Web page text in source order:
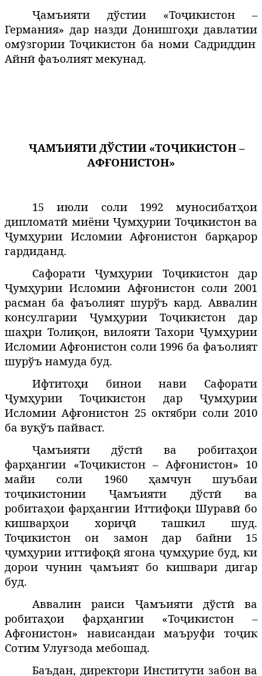
Ҷамъияти дўстии «Тоҷикистон –
Германия» дар назди Донишгоҳи давлатии
омӯзгории Тоҷикистон ба номи Садриддин
Айнӣ фаъолият мекунад.
ҶАМЪИЯТИ ДЎСТИИ «ТОҶИКИСТОН –
АФҒОНИСТОН»
15 июли соли 1992 муносибатҳои
дипломатӣ миёни Ҷумҳурии Тоҷикистон ва
Ҷумҳурии Исломии Афғонистон барқарор
гардиданд.
Сафорати Ҷумҳурии Тоҷикистон дар
Ҷумҳурии Исломии Афғонистон соли 2001
расман ба фаъолият шурўъ кард. Аввалин
консулгарии Ҷумҳурии Тоҷикистон дар
шаҳри Толиқон, вилояти Тахори Ҷумҳурии
Исломии Афғонистон соли 1996 ба фаъолият
шурўъ намуда буд.
Ифтитоҳи бинои нави Сафорати
Ҷумҳурии Тоҷикистон дар Ҷумҳурии
Исломии Афғонистон 25 октябри соли 2010
ба вуқўъ пайваст.
Ҷамъияти дўстӣ ва робитаҳои
фарҳангии «Тоҷикистон – Афғонистон» 10
майи соли 1960 ҳамчун шуъбаи
тоҷикистонии Ҷамъияти дўстӣ ва
робитаҳои фарҳангии Иттифоқи Шуравӣ бо
кишварҳои хориҷӣ ташкил шуд.
Тоҷикистон он замон дар байни 15
ҷумҳурии иттифоқӣ ягона ҷумҳурие буд, ки
дорои чунин ҷамъият бо кишвари дигар
буд.
Аввалин раиси Ҷамъияти дўстӣ ва
робитаҳои фарҳангии «Тоҷикистон –
Афғонистон» нависандаи маъруфи тоҷик
Сотим Улуғзода мебошад.
Баъдан, директори Институти забон ва